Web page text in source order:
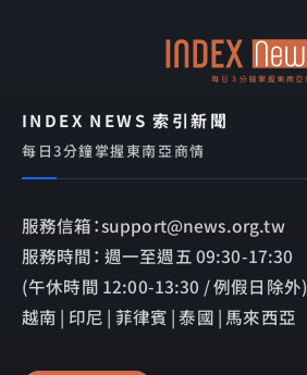
INDEX NEWS 索引新聞
每日3分鐘掌握東南亞商情
服務信箱：support@news.org.tw
服務時間： 週一至週五 09:30-17:30
(午休時間 12:00-13:30 / 例假日除外)
越南 | 印尼 | 菲律賓 | 泰國 | 馬來西亞